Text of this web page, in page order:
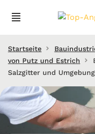
Startseite
von Putz und Estrich
Salzgitter und Umgebung